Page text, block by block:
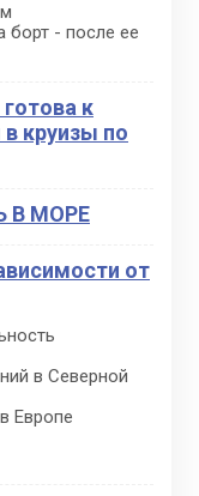
борт - после ее
к
круизы по
В МОРЕ
от
в Северной
Европе